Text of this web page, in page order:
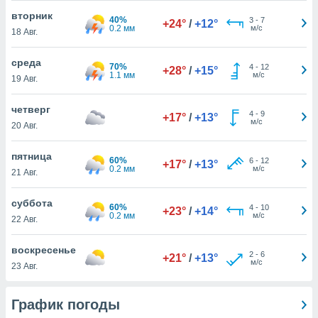
действия
на веб-
основе.
в нашей
cookie
cookie
в
нашего
ВЫ
вторник
18 Авг.
40%
0.2 мм
+24° / +12° 3- 7
м/с
среда
19 Авг.
70%
1.1 мм
+28° / +15° 4- 12
м/с
четверг
20 Авг.
+17° / +13° 4- 9
м/с
пятница
21 Авг.
60%
0.2 мм
+17° / +13° 6- 12
м/с
суббота
22 Авг.
60%
0.2 мм
+23° / +14° 4- 10
м/с
воскресенье
23 Авг.
+21° / +13° 2- 6
м/с
График погоды